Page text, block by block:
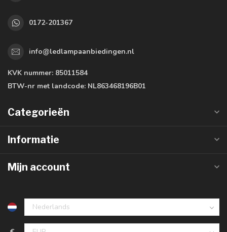
0172-201367
info@ledlampaanbiedingen.nl
KVK nummer: 85011584
BTW-nr met landcode: NL863468196B01
Categorieën
Informatie
Mijn account